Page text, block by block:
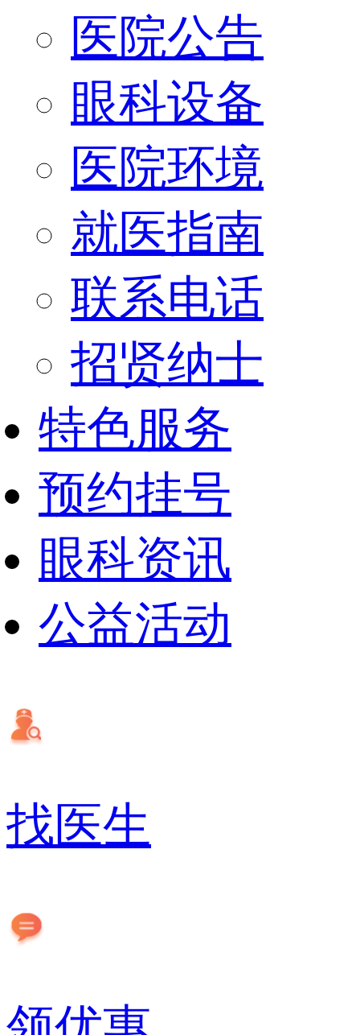
医院公告
眼科设备
医院环境
就医指南
联系电话
招贤纳士
特色服务
预约挂号
眼科资讯
公益活动
找医生